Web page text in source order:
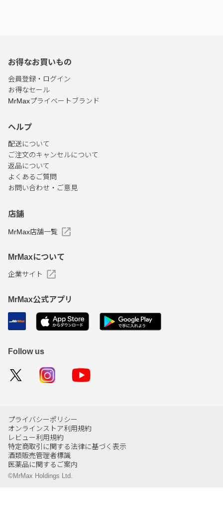
お得なお買いもの
会員登録・ログイン
お得なセール
MrMaxプライベートブランド
ヘルプ
配送について
ご注文のキャンセルについて
返品について
よくあるご質問
お問い合わせ・ご意見
店舗
MrMax店舗一覧
MrMaxについて
企業サイト
MrMax公式アプリ
Follow us
プライバシーポリシー
オンラインストア利用規約
レビュー利用規約
特定商取引に関する法律に基づく表示
酒類販売管理者標識
医薬品に関するご案内
©MrMax Holdings Ltd.